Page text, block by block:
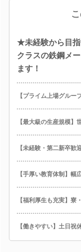
★未経験から目
クラスの鉄鋼メ
ます！
【プライム上場グルー
【最大級の生産規模】
【未経験・第二新卒歓
【手厚い教育体制】幅
【福利厚生も充実】寮
【働きやすい】土日